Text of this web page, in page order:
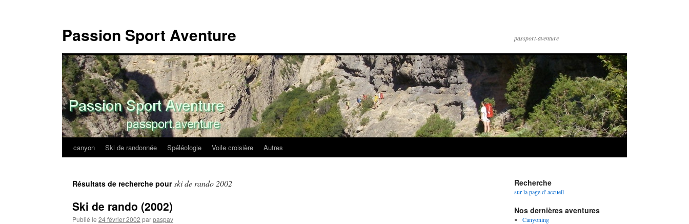
Passion Sport Aventure passport-aventure
Aller
contenu
canyon Ski de randonnée Spéléologie Voile croisière Autres
Résultats de recherche pourski de rando 2002
Ski de rando (2002)
Publié le 24 février 2002 parpaspav
Recherche
sur la page d' accueil
Nos dernières aventures
Canyoning